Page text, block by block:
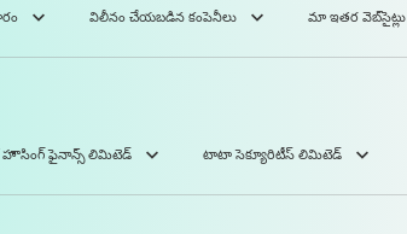
విలీనం చేయబడిన కంపెనీలు మా ఇతర వెబ్‌సైట్లు
ఫైనాన్స్ లిమిటెడ్ టాటా సెక్యూరిటీస్ లిమిటెడ్